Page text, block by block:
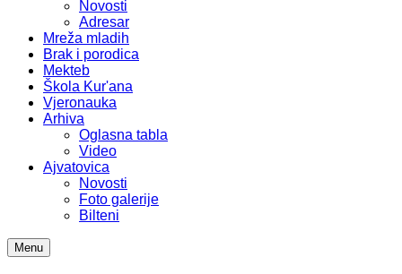
Novosti
Adresar
Mreža mladih
Brak i porodica
Mekteb
Škola Kur'ana
Vjeronauka
Arhiva
Oglasna tabla
Video
Ajvatovica
Novosti
Foto galerije
Bilteni
Menu